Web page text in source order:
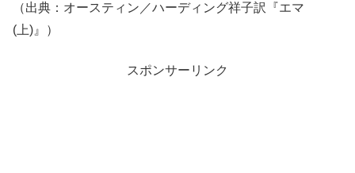
（出典：オースティン／ハーディング祥子訳『エマ
(上)』）
スポンサーリンク